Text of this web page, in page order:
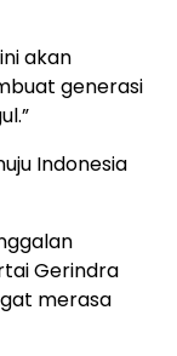
akan
generasi
Indonesia
Gerindra
merasa